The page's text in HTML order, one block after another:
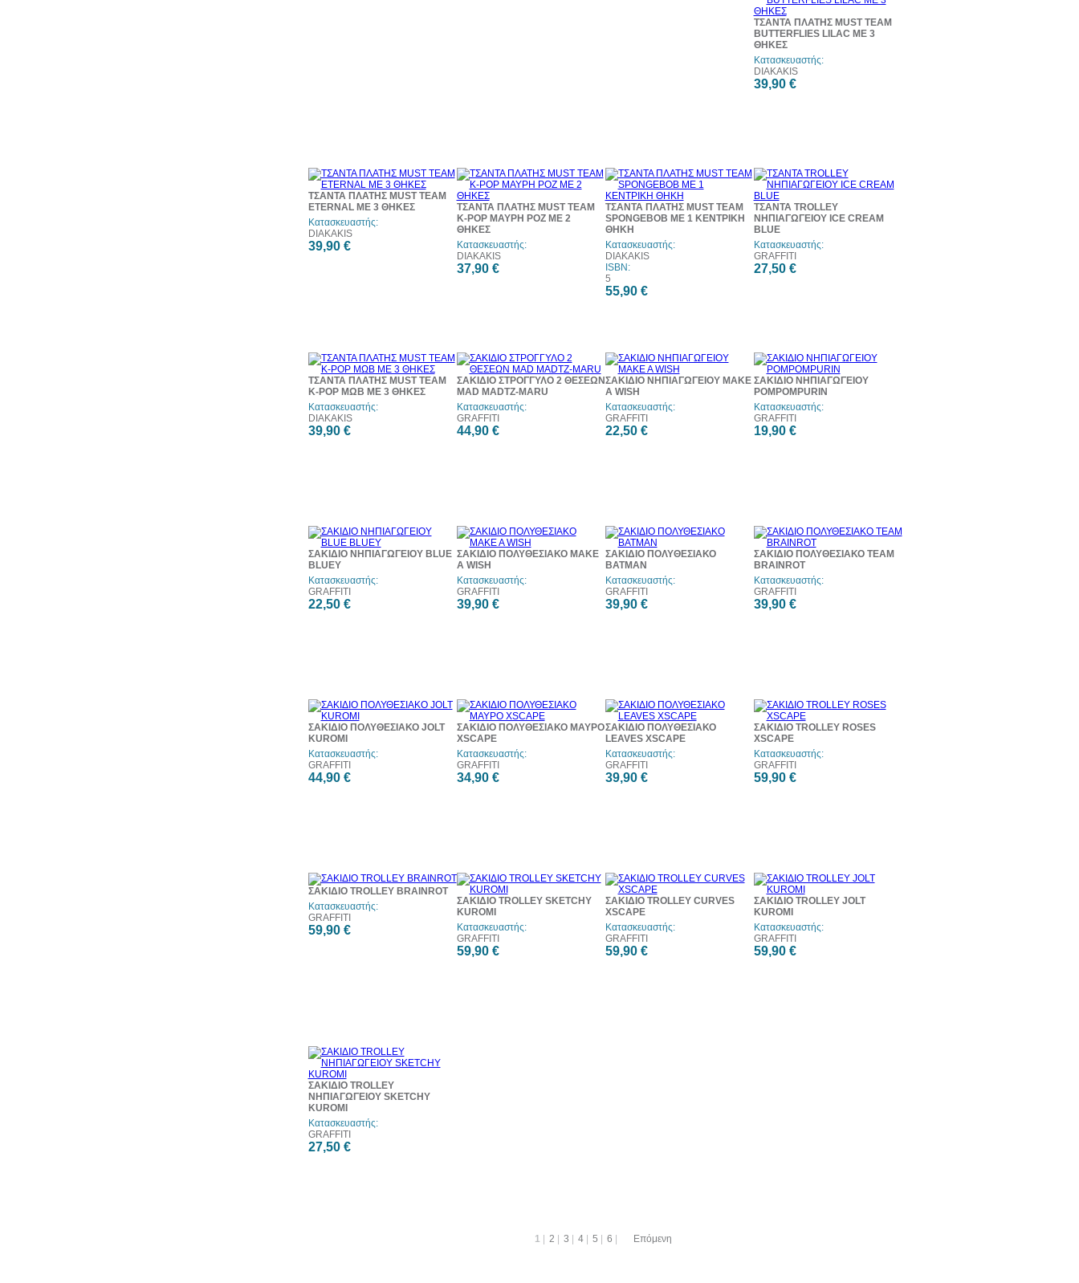
ΤΣΑΝΤΑ ΠΛΑΤΗΣ MUST TEAM
BUTTERFLIES LILAC ΜΕ 3
ΘΗΚΕΣ
Κατασκευαστής:
DIAKAKIS
39,90 €
ΤΣΑΝΤΑ ΠΛΑΤΗΣ MUST TEAM
ETERNAL ΜΕ 3 ΘΗΚΕΣ
Κατασκευαστής:
DIAKAKIS
39,90 €
ΤΣΑΝΤΑ ΠΛΑΤΗΣ MUST TEAM
K-POP ΜΑΥΡΗ ΡΟΖ ΜΕ 2
ΘΗΚΕΣ
Κατασκευαστής:
DIAKAKIS
37,90 €
ΤΣΑΝΤΑ ΠΛΑΤΗΣ MUST TEAM
SPONGEBOB ΜΕ 1 ΚΕΝΤΡΙΚΗ
ΘΗΚΗ
Κατασκευαστής:
DIAKAKIS
ISBN:
5
55,90 €
ΤΣΑΝΤΑ TROLLEY
ΝΗΠΙΑΓΩΓΕΙΟΥ ICE CREAM
BLUE
Κατασκευαστής:
GRAFFITI
27,50 €
ΤΣΑΝΤΑ ΠΛΑΤΗΣ MUST TEAM
K-POP ΜΩΒ ΜΕ 3 ΘΗΚΕΣ
Κατασκευαστής:
DIAKAKIS
39,90 €
ΣΑΚΙΔΙΟ ΣΤΡΟΓΓΥΛΟ 2 ΘΕΣΕΩΝ
MAD MADTZ-MARU
Κατασκευαστής:
GRAFFITI
44,90 €
ΣΑΚΙΔΙΟ ΝΗΠΙΑΓΩΓΕΙΟΥ MAKE
A WISH
Κατασκευαστής:
GRAFFITI
22,50 €
ΣΑΚΙΔΙΟ ΝΗΠΙΑΓΩΓΕΙΟΥ
POMPOMPURIN
Κατασκευαστής:
GRAFFITI
19,90 €
ΣΑΚΙΔΙΟ ΝΗΠΙΑΓΩΓΕΙΟΥ BLUE
BLUEY
Κατασκευαστής:
GRAFFITI
22,50 €
ΣΑΚΙΔΙΟ ΠΟΛΥΘΕΣΙΑΚΟ MAKE
A WISH
Κατασκευαστής:
GRAFFITI
39,90 €
ΣΑΚΙΔΙΟ ΠΟΛΥΘΕΣΙΑΚΟ
BATMAN
Κατασκευαστής:
GRAFFITI
39,90 €
ΣΑΚΙΔΙΟ ΠΟΛΥΘΕΣΙΑΚΟ TEAM
BRAINROT
Κατασκευαστής:
GRAFFITI
39,90 €
ΣΑΚΙΔΙΟ ΠΟΛΥΘΕΣΙΑΚΟ JOLT
KUROMI
Κατασκευαστής:
GRAFFITI
44,90 €
ΣΑΚΙΔΙΟ ΠΟΛΥΘΕΣΙΑΚΟ ΜΑΥΡΟ
XSCAPE
Κατασκευαστής:
GRAFFITI
34,90 €
ΣΑΚΙΔΙΟ ΠΟΛΥΘΕΣΙΑΚΟ
LEAVES XSCAPE
Κατασκευαστής:
GRAFFITI
39,90 €
ΣΑΚΙΔΙΟ TROLLEY ROSES
XSCAPE
Κατασκευαστής:
GRAFFITI
59,90 €
ΣΑΚΙΔΙΟ TROLLEY BRAINROT
Κατασκευαστής:
GRAFFITI
59,90 €
ΣΑΚΙΔΙΟ TROLLEY SKETCHY
KUROMI
Κατασκευαστής:
GRAFFITI
59,90 €
ΣΑΚΙΔΙΟ TROLLEY CURVES
XSCAPE
Κατασκευαστής:
GRAFFITI
59,90 €
ΣΑΚΙΔΙΟ TROLLEY JOLT
KUROMI
Κατασκευαστής:
GRAFFITI
59,90 €
ΣΑΚΙΔΙΟ TROLLEY
ΝΗΠΙΑΓΩΓΕΙΟΥ SKETCHY
KUROMI
Κατασκευαστής:
GRAFFITI
27,50 €
1 2 3 4 5 6 Επόμενη